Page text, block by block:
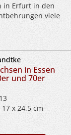
in Erfurt in den
viele
in Essen
und 70er
x 24,5 cm